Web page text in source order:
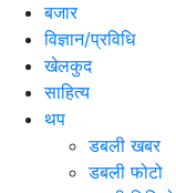
बजार
विज्ञान/प्रविधि
खेलकुद
साहित्य
थप
डबली खबर
डबली फोटो